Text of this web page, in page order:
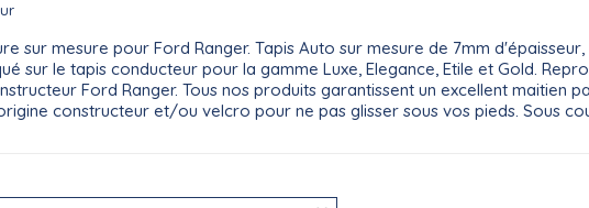
sur mesure pour Ford Ranger. Tapis Auto sur mesure de 7mm
sur le tapis conducteur pour la gamme Luxe, Elegance, Etile et Gold.
Ford Ranger. Tous nos produits garantissent un excellent maitien
constructeur et/ou velcro pour ne pas glisser sous vos pieds. Sous